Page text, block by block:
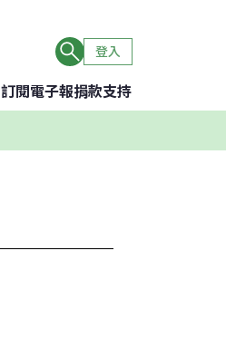
登入
訂閱電子報捐款支持